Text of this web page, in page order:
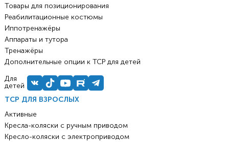
ТСР ДЛЯ ВЗРОСЛЫХ
Активные
Кресла-коляски с ручным приводом
Кресло-коляски с электроприводом
Товары для позиционирования
Реабилитационные костюмы
Иппотренажёры
Аппараты и тутора
Тренажёры
Дополнительные опции к ТСР для детей
Для
детей